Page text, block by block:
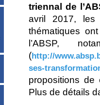
triennal de
avril 2017, les
thématiques
l’ABSP,
(http://
ses-
propositions de
Plus de détails